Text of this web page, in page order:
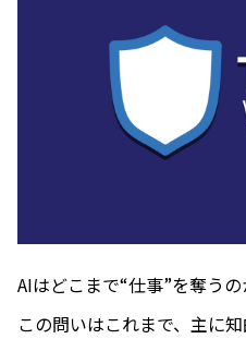
AIはどこまで“仕事”を奪う
この問いはこれまで、主に